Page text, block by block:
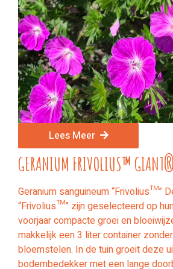
Lees Meer
GERANIUM FRIVOLIUS™ GIANT®
Geranium sanguineum “Frivolius™”
“Frivolius™” zijn geselecteerd op
voorjaar compacte groei en
makkelijk een 3 liter container
bloemstelen. In de tuin groeit deze
bodembedekker met een lange